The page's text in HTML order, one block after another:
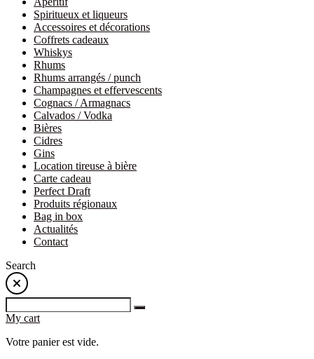
Spiritueux et liqueurs
Accessoires et décorations
Coffrets cadeaux
Whiskys
Rhums
Rhums arrangés / punch
Champagnes et effervescents
Cognacs / Armagnacs
Calvados / Vodka
Bières
Cidres
Gins
Location tireuse à bière
Carte cadeau
Perfect Draft
Produits régionaux
Bag in box
Actualités
Contact
Search
My cart
Votre panier est vide.